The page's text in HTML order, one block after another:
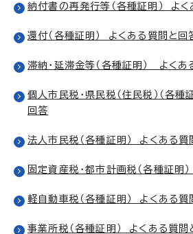
納付書の再発行等（各種証明） よ
還付（各種証明） よくある質問と回
滞納・延滞金等（各種証明） よくあ
個人市民税・県民税（住民税）（各
回答
法人市民税（各種証明） よくある質
固定資産税・都市計画税（各種証明
軽自動車税（各種証明） よくある質
事業所税（各種証明） よくある質問